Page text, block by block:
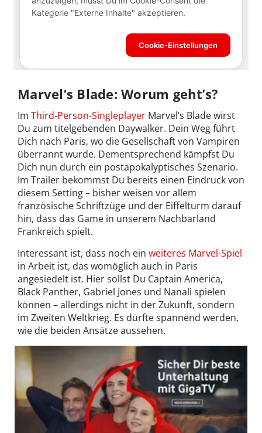
Marvel‘s Blade: Worum geht’s?
Im Third-Person-Singleplayer Marvel‘s Blade wirst
Du zum titelgebenden Daywalker. Dein Weg führt
Dich nach Paris, wo die Gesellschaft von Vampiren
überrannt wurde. Dementsprechend kämpfst Du
Dich nun durch ein postapokalyptisches Szenario.
Im Trailer bekommst Du bereits einen Eindruck von
diesem Setting – bisher weisen vor allem
französische Schriftzüge und der Eiffelturm darauf
hin, dass das Game in unserem Nachbarland
Frankreich spielt.
Interessant ist, dass noch ein weiteres Marvel-Spiel
in Arbeit ist, das womöglich auch in Paris
angesiedelt ist. Hier sollst Du Captain America,
Black Panther, Gabriel Jones und Nanali spielen
können – allerdings nicht in der Zukunft, sondern
im Zweiten Weltkrieg. Es dürfte spannend werden,
wie die beiden Ansätze aussehen.